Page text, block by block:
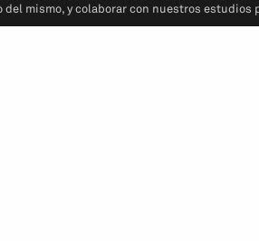
mismo, y colaborar con nuestros estudios